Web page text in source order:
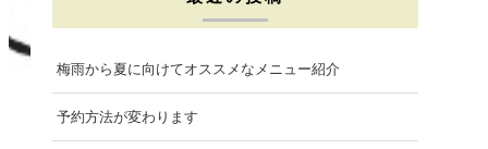
b
o
o
a
g
r
t
e
r
梅雨から夏に向けてオススメなメニュー紹介
予約方法が変わります